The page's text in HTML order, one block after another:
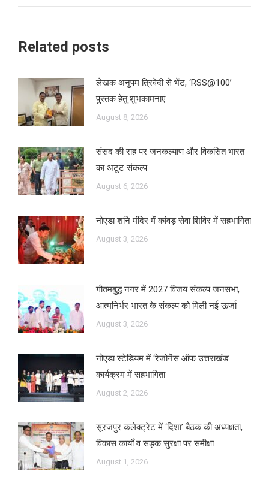
Related posts
लेखक अनुपम त्रिवेदी से भेंट, ‘RSS@100’
पुस्तक हेतु शुभकामनाएं
August 8, 2026
संसद की राह पर जनकल्याण और विकसित भारत
का अटूट संकल्प
August 6, 2026
नोएडा शनि मंदिर में कांवड़ सेवा शिविर में सहभागिता
August 3, 2026
गौतमबुद्ध नगर में 2027 विजय संकल्प जनसभा,
आत्मनिर्भर भारत के संकल्प को मिली नई ऊर्जा
August 3, 2026
नोएडा स्टेडियम में ‘रेजोनेंस ऑफ उत्तराखंड’
कार्यक्रम में सहभागिता
August 2, 2026
सूरजपुर कलेक्ट्रेट में ‘दिशा’ बैठक की अध्यक्षता,
विकास कार्यों व सड़क सुरक्षा पर समीक्षा
August 1, 2026